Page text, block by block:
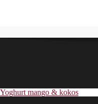
Yoghurt mango & kokos